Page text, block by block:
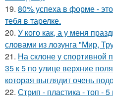
19. 80% успеха в форме -
тебя в тарелке.
20. У кого как, а у меня
словами из лозунга "Мир,
21. На склоне у
35 к 5 по улице верхние
которая выглядит очень
22. Стрип - пластика - топ -